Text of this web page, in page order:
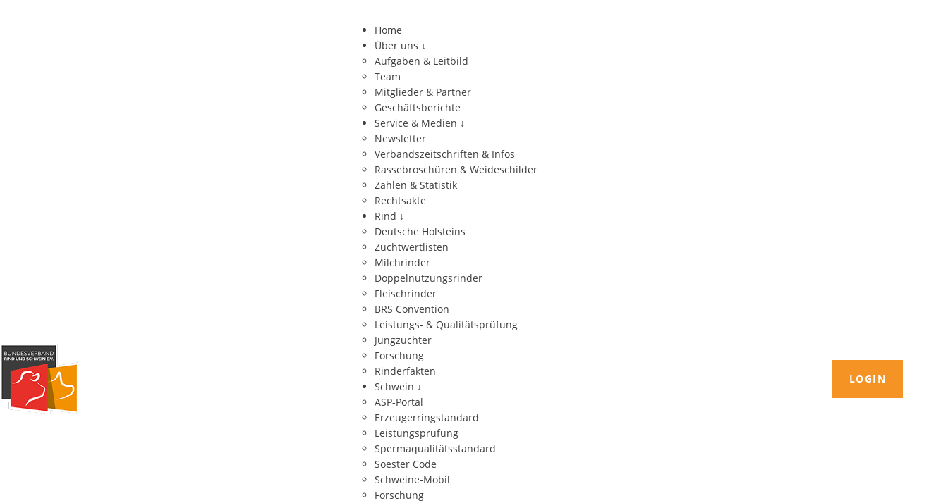
Home
Über uns ↓
Aufgaben & Leitbild
Team
Mitglieder & Partner
Geschäftsberichte
Service & Medien ↓
Newsletter
Verbandszeitschriften & Infos
Rassebroschüren & Weideschilder
Zahlen & Statistik
Rechtsakte
Rind ↓
Deutsche Holsteins
Zuchtwertlisten
Milchrinder
Doppelnutzungsrinder
Fleischrinder
BRS Convention
Leistungs- & Qualitätsprüfung
Jungzüchter
Forschung
Rinderfakten
Schwein ↓
ASP-Portal
Erzeugerringstandard
Leistungsprüfung
Spermaqualitätsstandard
Soester Code
Schweine-Mobil
Forschung
LOGIN